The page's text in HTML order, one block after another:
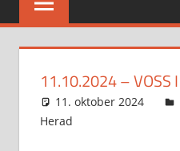
11.10.2024 – VOSS
11. oktober 2024
Herad